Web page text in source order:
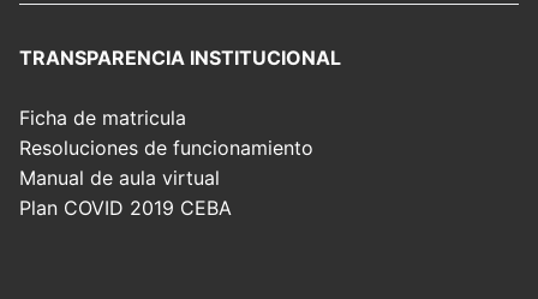
TRANSPARENCIA INSTITUCIONAL
Ficha de matricula
Resoluciones de funcionamiento
Manual de aula virtual
Plan COVID 2019 CEBA